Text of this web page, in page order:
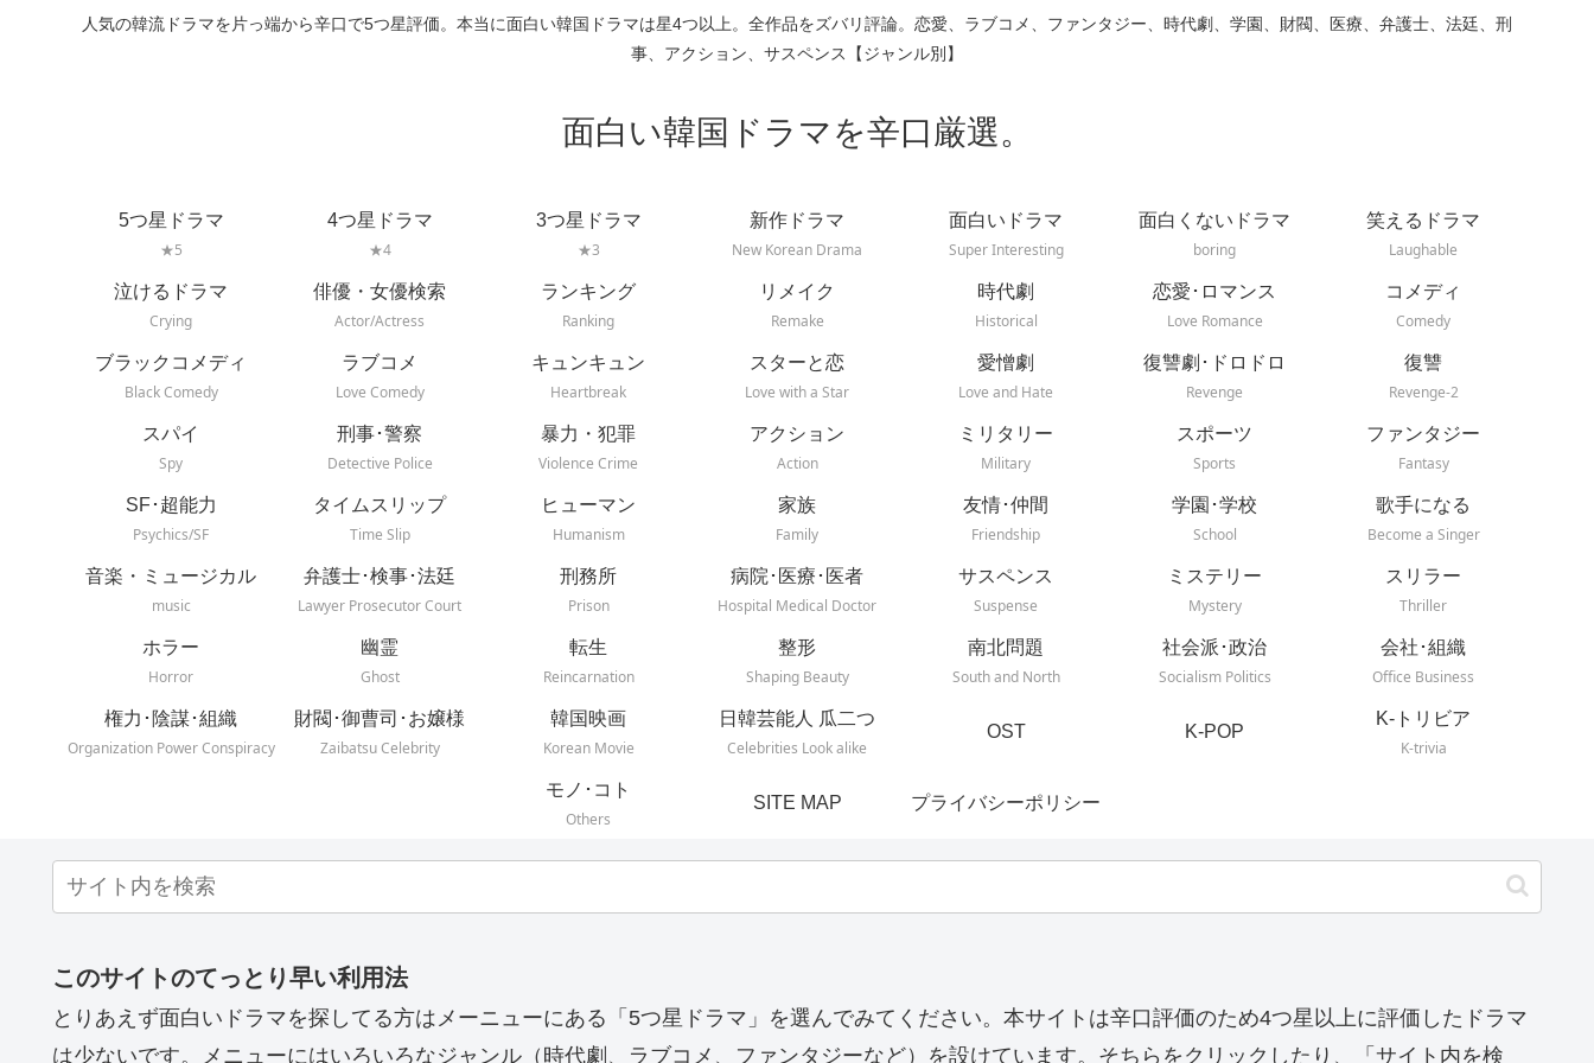
人気の韓流ドラマを片っ端から辛口で5つ星評価。本当に面白い韓国ドラマは星4つ以上。全作品をズバリ評論。恋愛、ラブコメ、ファンタジー、時代劇、学園、財閥、医療、弁護士、法廷、刑
事、アクション、サスペンス【ジャンル別】
面白い韓国ドラマを辛口厳選。
5つ星ドラマ
★5
4つ星ドラマ
★4
3つ星ドラマ
★3
新作ドラマ
New Korean Drama
面白いドラマ
Super Interesting
面白くないドラマ
boring
笑えるドラマ
Laughable
泣けるドラマ
Crying
俳優・女優検索
Actor/Actress
ランキング
Ranking
リメイク
Remake
時代劇
Historical
恋愛･ロマンス
Love Romance
コメディ
Comedy
ブラックコメディ
Black Comedy
ラブコメ
Love Comedy
キュンキュン
Heartbreak
スターと恋
Love with a Star
愛憎劇
Love and Hate
復讐劇･ドロドロ
Revenge
復讐
Revenge-2
スパイ
Spy
刑事･警察
Detective Police
暴力・犯罪
Violence Crime
アクション
Action
ミリタリー
Military
スポーツ
Sports
ファンタジー
Fantasy
SF･超能力
Psychics/SF
タイムスリップ
Time Slip
ヒューマン
Humanism
家族
Family
友情･仲間
Friendship
学園･学校
School
歌手になる
Become a Singer
音楽・ミュージカル
music
弁護士･検事･法廷
Lawyer Prosecutor Court
刑務所
Prison
病院･医療･医者
Hospital Medical Doctor
サスペンス
Suspense
ミステリー
Mystery
スリラー
Thriller
ホラー
Horror
幽霊
Ghost
転生
Reincarnation
整形
Shaping Beauty
南北問題
South and North
社会派･政治
Socialism Politics
会社･組織
Office Business
権力･陰謀･組織
Organization Power Conspiracy
財閥･御曹司･お嬢様
Zaibatsu Celebrity
韓国映画
Korean Movie
日韓芸能人 瓜二つ
Celebrities Look alike
OST K-POP
K-トリビア
K-trivia
モノ･コト
Others
SITE MAP プライバシーポリシー
このサイトのてっとり早い利用法
とりあえず面白いドラマを探してる方はメーニューにある「5つ星ドラマ」を選んでみてください。本サイトは辛口評価のため4つ星以上に評価したドラマ
は少ないです。メニューにはいろいろなジャンル（時代劇、ラブコメ、ファンタジーなど）を設けています。そちらをクリックしたり、「サイト内を検